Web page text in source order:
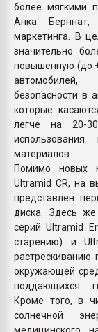
более мягкими
Анка Берннат,
маркетинга. В
значительно
повышенную (до
автомобилей,
безопасности в
которые
легче на 20-
материалов.
Помимо новых
Ultramid CR, на
представлен
диска. Здесь же
серий Ultramid
старению) и
растрескиванию
окружающей
поддающихся
Кроме того, в
солнечной
медицинского